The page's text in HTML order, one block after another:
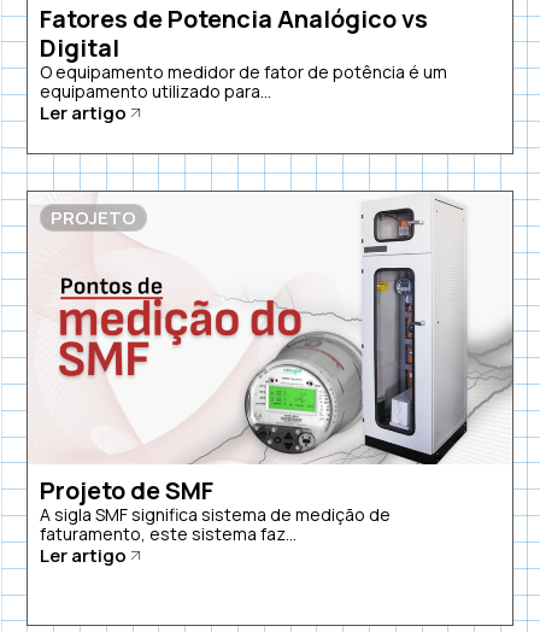
Fatores de Potencia Analógico vs
Digital
O equipamento medidor de fator de potência é um
equipamento utilizado para...
Ler artigo
PROJETO
Projeto de SMF
A sigla SMF significa sistema de medição de
faturamento, este sistema faz...
Ler artigo